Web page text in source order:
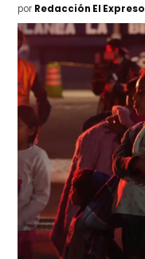
por Redacción El Expreso